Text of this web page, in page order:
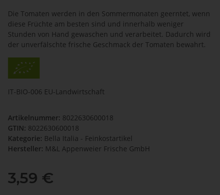
Die Tomaten werden in den Sommermonaten geerntet, wenn
diese Früchte am besten sind und innerhalb weniger
Stunden von Hand gewaschen und verarbeitet. Dadurch wird
der unverfälschte frische Geschmack der Tomaten bewahrt.
IT-BIO-006 EU-Landwirtschaft
Artikelnummer: 8022630600018
GTIN: 8022630600018
Kategorie: Bella Italia - Feinkostartikel
Hersteller: M&L Appenweier Frische GmbH
3,59 €